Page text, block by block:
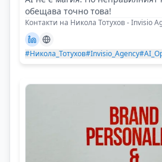
обещава точно това!
Контакти на Никола Тотухов - Invisio
#Никола_Тотухов#Invisio_Agency